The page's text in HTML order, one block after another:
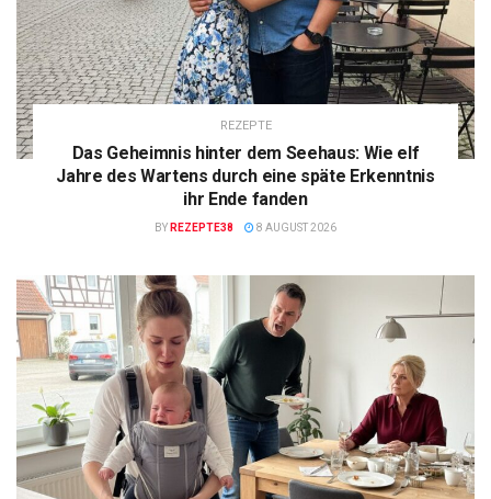
REZEPTE
Das Geheimnis hinter dem Seehaus: Wie elf
Jahre des Wartens durch eine späte Erkenntnis
ihr Ende fanden
BY REZEPTE38 8 AUGUST 2026